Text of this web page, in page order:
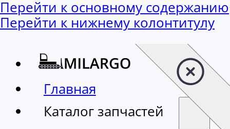
Перейти к основному содержанию
Перейти к нижнему колонтитулу
Главная
Каталог запчастей